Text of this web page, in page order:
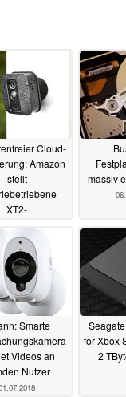
Cloud-
Amazon
stellt
XT2-
10.05.2019
massiv
Smarte
Videos an
Nutzer
for Xbox
2